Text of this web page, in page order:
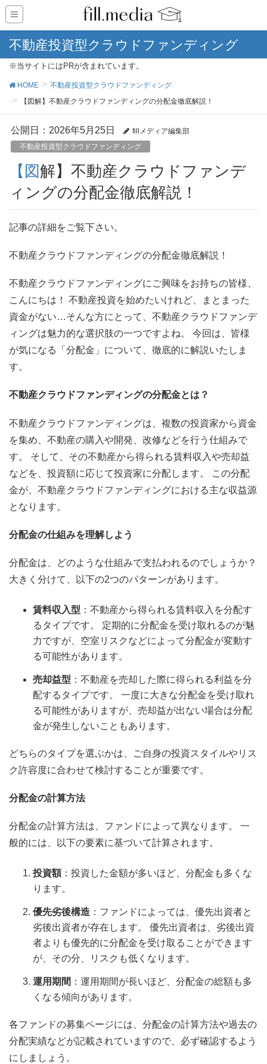
不動産投資型クラウドファンディング
※当サイトにはPRが含まれています。
HOME
不動産投資型クラウドファンディング
【図解】不動産クラウドファンディングの分配金徹底解説！
公開日： 2026年5月25日
fillメディア編集部
不動産投資型クラウドファンディング
【図解】不動産クラウドファンデ
ィングの分配金徹底解説！
記事の詳細をご覧下さい。
不動産クラウドファンディングの分配金徹底解説！
不動産クラウドファンディングにご興味をお持ちの皆様、
こんにちは！ 不動産投資を始めたいけれど、まとまった
資金がない…そんな方にとって、不動産クラウドファンデ
ィングは魅力的な選択肢の一つですよね。 今回は、皆様
が気になる「分配金」について、徹底的に解説いたしま
す。
不動産クラウドファンディングの分配金とは？
不動産クラウドファンディングは、複数の投資家から資金
を集め、不動産の購入や開発、改修などを行う仕組みで
す。 そして、その不動産から得られる賃料収入や売却益
などを、投資額に応じて投資家に分配します。 この分配
金が、不動産クラウドファンディングにおける主な収益源
となります。
分配金の仕組みを理解しよう
分配金は、どのような仕組みで支払われるのでしょうか？
大きく分けて、以下の2つのパターンがあります。
賃料収入型 ：不動産から得られる賃料収入を分配す
るタイプです。 定期的に分配金を受け取れるのが魅
力ですが、空室リスクなどによって分配金が変動す
る可能性があります。
売却益型 ：不動産を売却した際に得られる利益を分
配するタイプです。 一度に大きな分配金を受け取れ
る可能性がありますが、売却益が出ない場合は分配
金が発生しないこともあります。
どちらのタイプを選ぶかは、ご自身の投資スタイルやリス
ク許容度に合わせて検討することが重要です。
分配金の計算方法
分配金の計算方法は、ファンドによって異なります。 一
般的には、以下の要素に基づいて計算されます。
投資額：投資した金額が多いほど、分配金も多くな
ります。
優先劣後構造 ：ファンドによっては、優先出資者と
劣後出資者が存在します。 優先出資者は、劣後出資
者よりも優先的に分配金を受け取ることができます
が、その分、リスクも低くなります。
運用期間 ：運用期間が長いほど、分配金の総額も多
くなる傾向があります。
各ファンドの募集ページには、分配金の計算方法や過去の
分配実績などが記載されていますので、必ず確認するよう
にしましょう。